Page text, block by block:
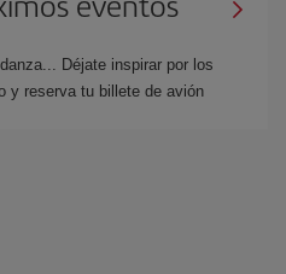
Déjate inspirar por los
y reserva tu billete de avión